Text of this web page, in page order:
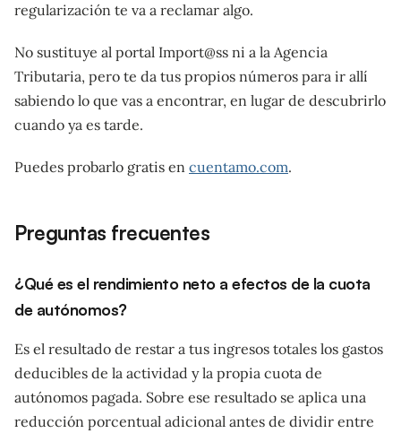
regularización te va a reclamar algo.
No sustituye al portal Import@ss ni a la Agencia
Tributaria, pero te da tus propios números para ir allí
sabiendo lo que vas a encontrar, en lugar de descubrirlo
cuando ya es tarde.
Puedes probarlo gratis en cuentamo.com.
Preguntas frecuentes
¿Qué es el rendimiento neto a efectos de la cuota
de autónomos?
Es el resultado de restar a tus ingresos totales los gastos
deducibles de la actividad y la propia cuota de
autónomos pagada. Sobre ese resultado se aplica una
reducción porcentual adicional antes de dividir entre